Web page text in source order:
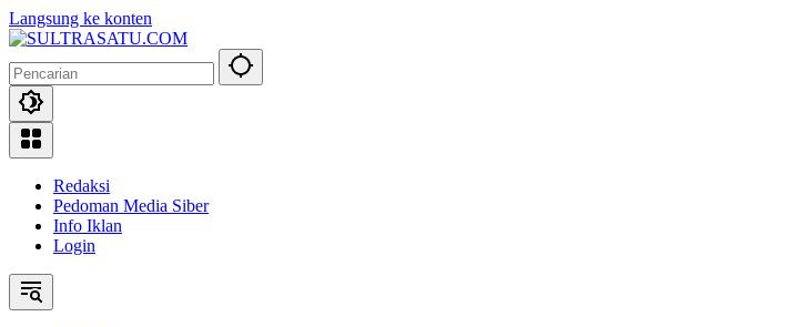
Langsung ke konten
Redaksi
Pedoman Media Siber
Info Iklan
Login